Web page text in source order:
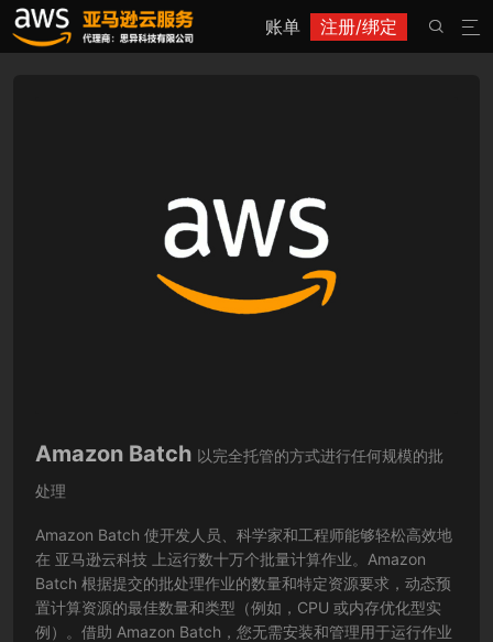
账单 注册/绑定 

Amazon Batch 以完全托管的方式进行任何规模的批
处理
Amazon Batch 使开发人员、科学家和工程师能够轻松高效地
在 亚马逊云科技 上运行数十万个批量计算作业。Amazon
Batch 根据提交的批处理作业的数量和特定资源要求，动态预
置计算资源的最佳数量和类型（例如，CPU 或内存优化型实
例）。借助 Amazon Batch，您无需安装和管理用于运行作业